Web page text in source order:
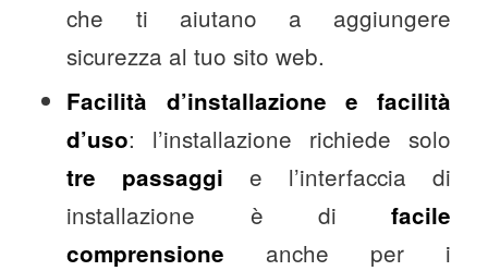
che ti aiutano a aggiungere
sicurezza al tuo sito web.
Facilità d’installazione e facilità
d’uso: l’installazione richiede solo
tre passaggi e l’interfaccia di
installazione è difacile
comprensione anche per i